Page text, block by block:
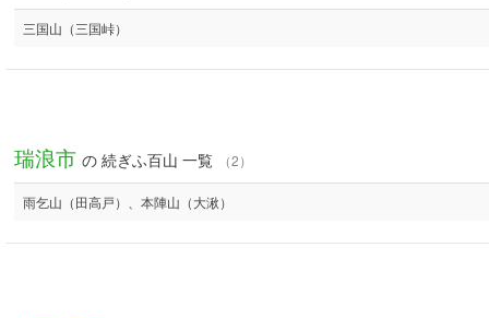
三国山（三国峠）
瑞浪市 の 続ぎふ百山 一覧 （2）
雨乞山（田高戸）、本陣山（大湫）